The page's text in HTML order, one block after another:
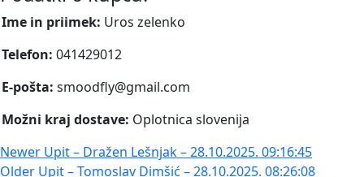
Ime in priimek: Uros zelenko
Telefon: 041429012
E-pošta: smoodfly@gmail.com
Možni kraj dostave: Oplotnica slovenija
Newer Upit – Dražen Lešnjak – 28.10.2025. 09:16:45
Older Upit – Tomoslav Dimšić – 28.10.2025. 08:26:08